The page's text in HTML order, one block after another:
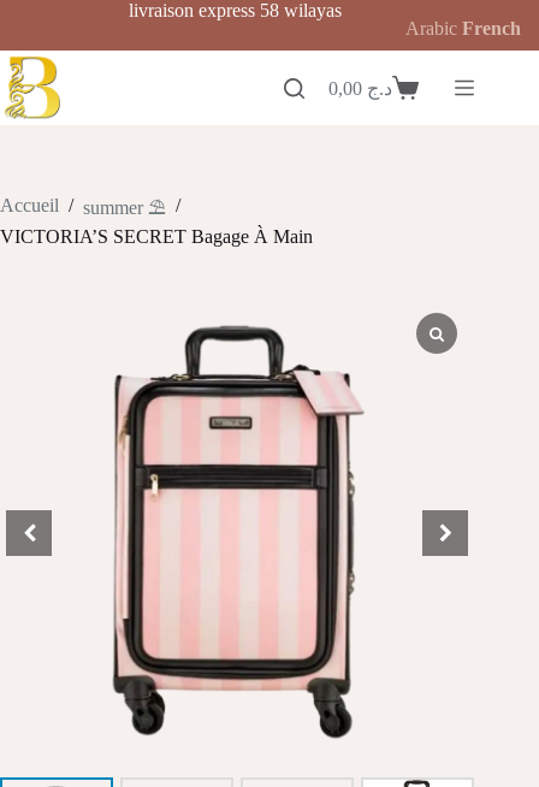
contenu
livraison express 58 wilayas
Panierد.ج
Accueil / summer ⛱️ /
VICTORIA’S SECRET Bagage À Main
Arabic French